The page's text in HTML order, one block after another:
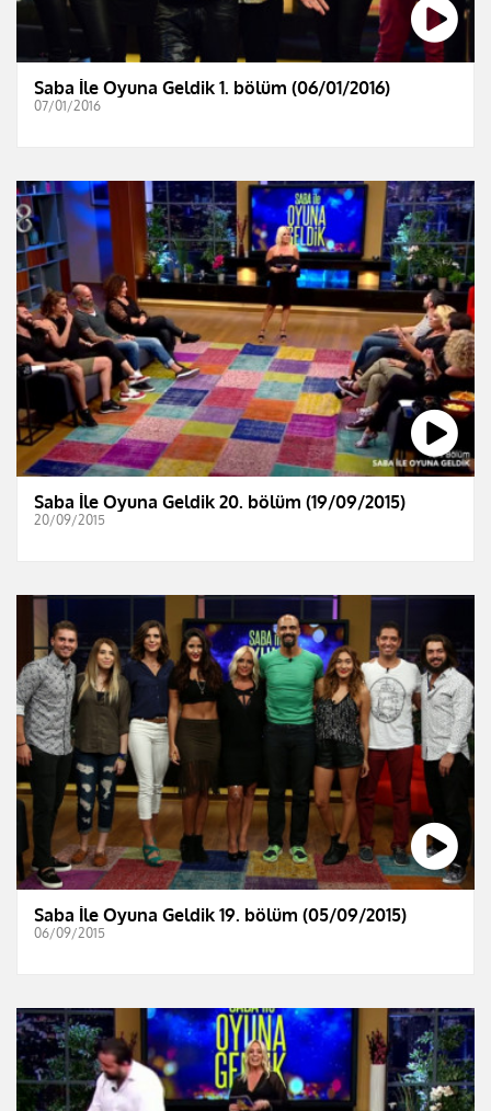
Saba İle Oyuna Geldik 1. bölüm (06/01/2016)
07/01/2016
Saba İle Oyuna Geldik 20. bölüm (19/09/2015)
20/09/2015
Saba İle Oyuna Geldik 19. bölüm (05/09/2015)
06/09/2015